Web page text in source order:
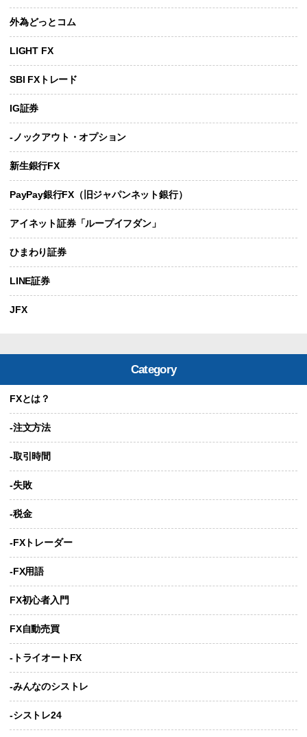
外為どっとコム
LIGHT FX
SBI FXトレード
IG証券
-ノックアウト・オプション
新生銀行FX
PayPay銀行FX（旧ジャパンネット銀行）
アイネット証券「ループイフダン」
ひまわり証券
LINE証券
JFX
Category
FXとは？
-注文方法
-取引時間
-失敗
-税金
-FXトレーダー
-FX用語
FX初心者入門
FX自動売買
-トライオートFX
-みんなのシストレ
-シストレ24